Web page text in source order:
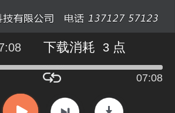
下载消耗 3 点
07:08